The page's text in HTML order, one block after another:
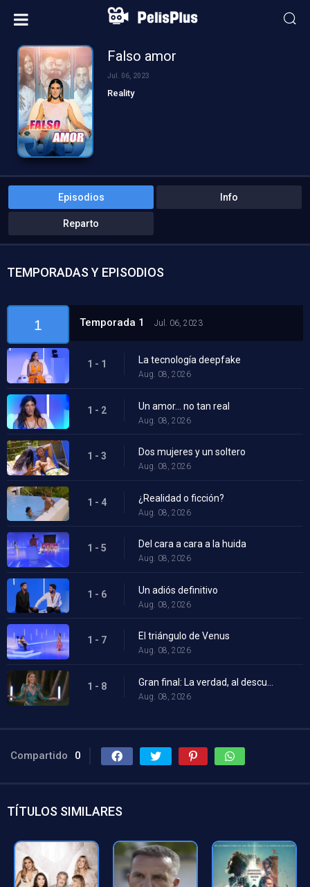
Falso amor
Jul. 06, 2023
Reality
Episodios Info
Reparto
TEMPORADAS Y EPISODIOS
1 Temporada 1 Jul. 06, 2023
1 - 1 La tecnología deepfake
Aug. 08, 2026
1 - 2 Un amor... no tan real
Aug. 08, 2026
1 - 3 Dos mujeres y un soltero
Aug. 08, 2026
1 - 4 ¿Realidad o ficción?
Aug. 08, 2026
1 - 5 Del cara a cara a la huida
Aug. 08, 2026
1 - 6 Un adiós definitivo
Aug. 08, 2026
1 - 7 El triángulo de Venus
Aug. 08, 2026
1 - 8
Aug. 08, 2026
Compartido 0
TÍTULOS SIMILARES